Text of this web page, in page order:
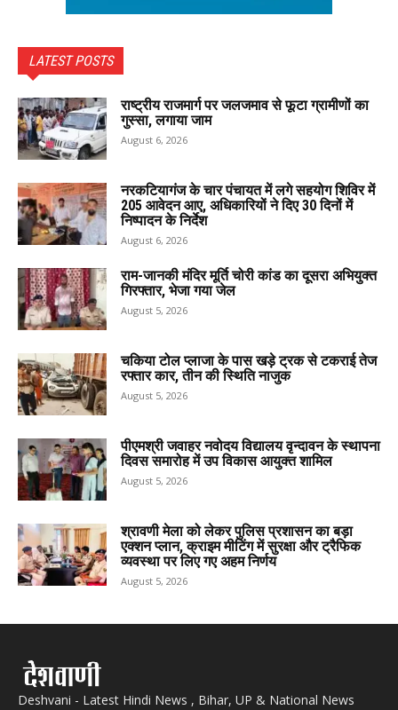
LATEST POSTS
राष्ट्रीय राजमार्ग पर जलजमाव से फूटा ग्रामीणों का
गुस्सा, लगाया जाम
August 6, 2026
नरकटियागंज के चार पंचायत में लगे सहयोग शिविर में
205 आवेदन आए, अधिकारियों ने दिए 30 दिनों में
निष्पादन के निर्देश
August 6, 2026
राम-जानकी मंदिर मूर्ति चोरी कांड का दूसरा अभियुक्त
गिरफ्तार, भेजा गया जेल
August 5, 2026
चकिया टोल प्लाजा के पास खड़े ट्रक से टकराई तेज
रफ्तार कार, तीन की स्थिति नाजुक
August 5, 2026
पीएमश्री जवाहर नवोदय विद्यालय वृन्दावन के स्थापना
दिवस समारोह में उप विकास आयुक्त शामिल
August 5, 2026
श्रावणी मेला को लेकर पुलिस प्रशासन का बड़ा
एक्शन प्लान, क्राइम मीटिंग में सुरक्षा और ट्रैफिक
व्यवस्था पर लिए गए अहम निर्णय
August 5, 2026
Deshvani - Latest Hindi News , Bihar, UP & National News